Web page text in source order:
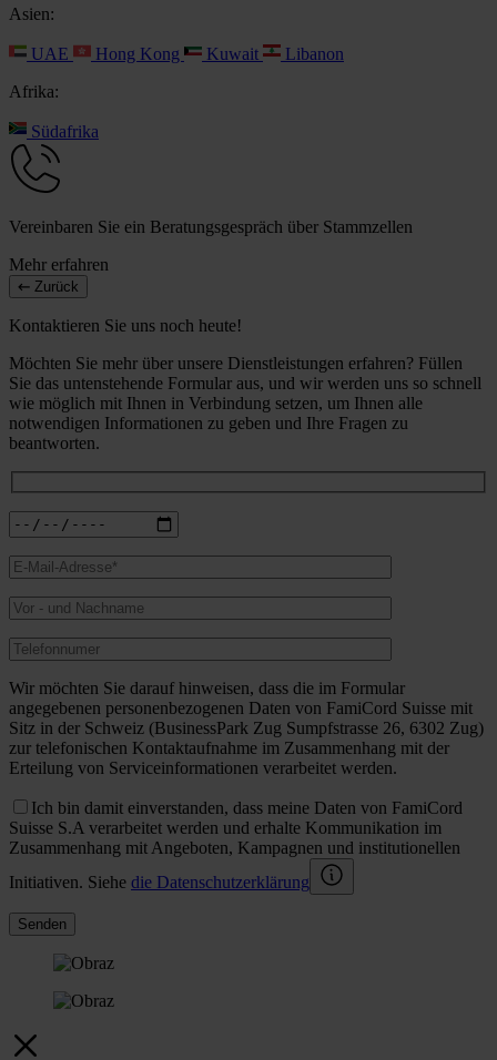
Asien:
UAE Hong Kong Kuwait
Libanon
Afrika:
Südafrika
Vereinbaren Sie ein Beratungsgespräch über Stammzellen
Mehr erfahren
Zurück
Kontaktieren Sie uns noch heute!
Möchten Sie mehr über unsere Dienstleistungen erfahren? Füllen
Sie das untenstehende Formular aus, und wir werden uns so schnell
wie möglich mit Ihnen in Verbindung setzen, um Ihnen alle
notwendigen Informationen zu geben und Ihre Fragen zu
beantworten.
Wir möchten Sie darauf hinweisen, dass die im Formular
angegebenen personenbezogenen Daten von FamiCord Suisse mit
Sitz in der Schweiz (BusinessPark Zug Sumpfstrasse 26, 6302 Zug)
zur telefonischen Kontaktaufnahme im Zusammenhang mit der
Erteilung von Serviceinformationen verarbeitet werden.
Ich bin damit einverstanden, dass meine Daten von FamiCord
Suisse S.A verarbeitet werden und erhalte Kommunikation im
Zusammenhang mit Angeboten, Kampagnen und institutionellen
Initiativen. Siehe die Datenschutzerklärung
Senden